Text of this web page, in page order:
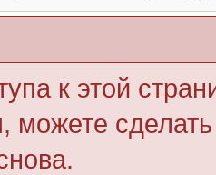
к этой
можете